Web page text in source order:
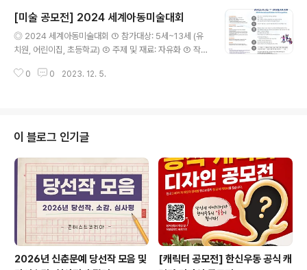
◎ 공모일정 - 접수기간 ::: 2023년 11월 27일(월) ~ 12
월 26일(화) 자정까지. - 결과발표 ::: 2023년 12월 29일
(금) 12:00 (개별 통보 및 인스타그램 공고) *합격 여부에
시각예술 분야를 우선으로 진행하나, 아티스트의 제안이
[미술 공모전] 2024 세계아동미술대회
◎ 2024 세계아동미술대회 ① 참가대상: 5세~13세 (유
치원, 어린이집, 초등학교) ② 주제 및 재료: 자유화 ③ 작품
접수기간 2023년 11월 15일 ~ 2024년 01월 09일 ◎
5명 이상 응모시 단체접수 ◎ 시상안내 ① 심사발표: 202
4년 01월 24일(수) 주관사 사이트에 공지 ② 전시: 대상
이상 온라인 갤러리 전시 ③ 상장은 주소지로 수상자 전원
개별 발송 ◎ 문의처 - 참가등록 : www.kidjob.co.kr (2
024 세계아동미술대회 사무국) - ..
0 0 2023. 12. 5.
이 블로그 인기글
2026년 신춘문예 당선작 모음 및
[캐릭터 공모전] 한신우동 공식 캐